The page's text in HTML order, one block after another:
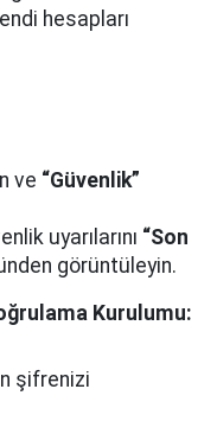
hesapları
ve “Güvenlik”
uyarılarını “Son
görüntüleyin.
Kurulumu:
şifrenizi